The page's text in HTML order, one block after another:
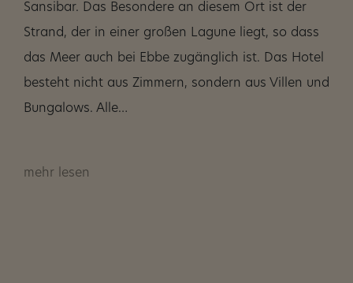
Sansibar. Das Besondere an diesem Ort ist der
Strand, der in einer großen Lagune liegt, so dass
das Meer auch bei Ebbe zugänglich ist. Das Hotel
besteht nicht aus Zimmern, sondern aus Villen und
Bungalows. Alle…
mehr lesen